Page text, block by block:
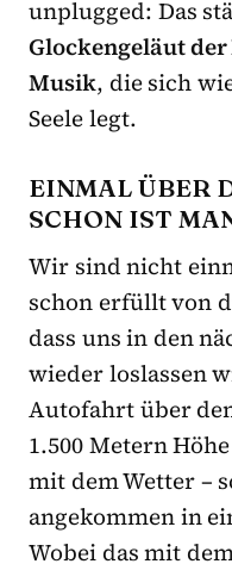
unplugged: Das
Glockengeläut
Musik, die sich
Seele legt.
EINMAL ÜBER
SCHON IST
Wir sind nicht
schon erfüllt von
dass uns in den
wieder loslassen
Autofahrt über
1.500 Metern
mit dem Wetter –
angekommen in
Wobei das mit